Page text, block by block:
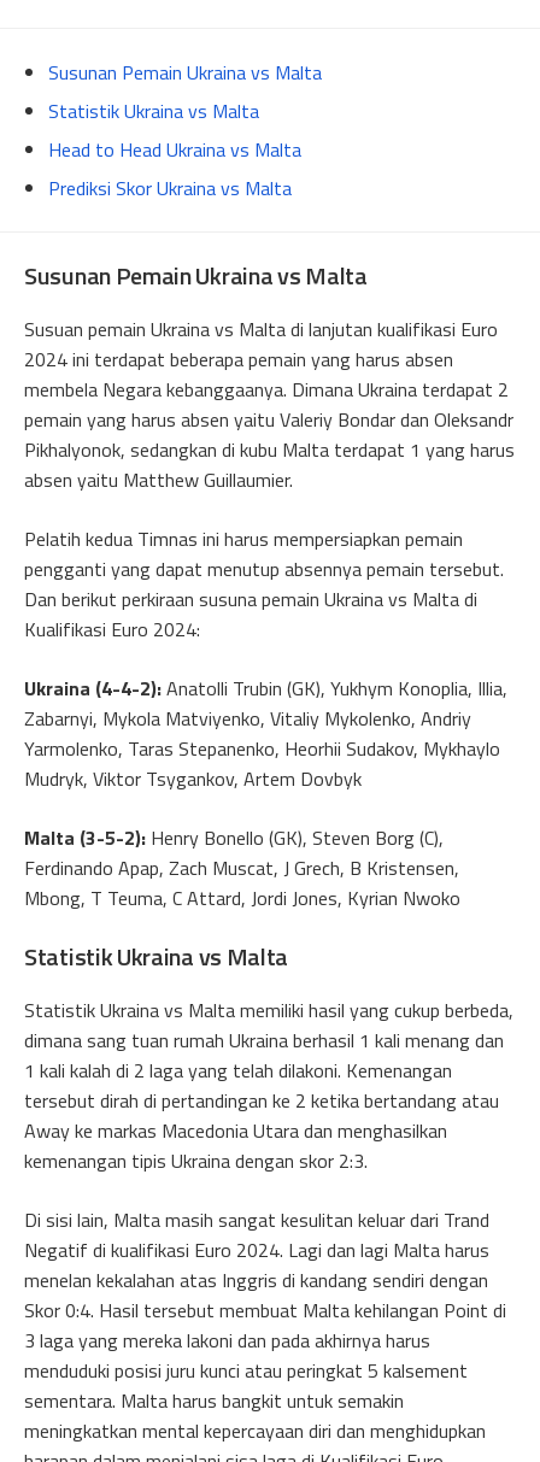
Susunan Pemain Ukraina vs Malta
Statistik Ukraina vs Malta
Head to Head Ukraina vs Malta
Prediksi Skor Ukraina vs Malta
Susunan Pemain Ukraina vs Malta
Susuan pemain Ukraina vs Malta di lanjutan kualifikasi Euro
2024 ini terdapat beberapa pemain yang harus absen
membela Negara kebanggaanya. Dimana Ukraina terdapat 2
pemain yang harus absen yaitu Valeriy Bondar dan Oleksandr
Pikhalyonok, sedangkan di kubu Malta terdapat 1 yang harus
absen yaitu Matthew Guillaumier.
Pelatih kedua Timnas ini harus mempersiapkan pemain
pengganti yang dapat menutup absennya pemain tersebut.
Dan berikut perkiraan susuna pemain Ukraina vs Malta di
Kualifikasi Euro 2024:
Ukraina (4-4-2):Anatolli Trubin (GK), Yukhym Konoplia, Illia,
Zabarnyi, Mykola Matviyenko, Vitaliy Mykolenko, Andriy
Yarmolenko, Taras Stepanenko, Heorhii Sudakov, Mykhaylo
Mudryk, Viktor Tsygankov, Artem Dovbyk
Malta (3-5-2): Henry Bonello (GK), Steven Borg (C),
Ferdinando Apap, Zach Muscat, J Grech, B Kristensen,
Mbong, T Teuma, C Attard, Jordi Jones, Kyrian Nwoko
Statistik Ukraina vs Malta
Statistik Ukraina vs Malta memiliki hasil yang cukup berbeda,
dimana sang tuan rumah Ukraina berhasil 1 kali menang dan
1 kali kalah di 2 laga yang telah dilakoni. Kemenangan
tersebut dirah di pertandingan ke 2 ketika bertandang atau
Away ke markas Macedonia Utara dan menghasilkan
kemenangan tipis Ukraina dengan skor 2:3.
Di sisi lain, Malta masih sangat kesulitan keluar dari Trand
Negatif di kualifikasi Euro 2024. Lagi dan lagi Malta harus
menelan kekalahan atas Inggris di kandang sendiri dengan
Skor 0:4. Hasil tersebut membuat Malta kehilangan Point di
3 laga yang mereka lakoni dan pada akhirnya harus
menduduki posisi juru kunci atau peringkat 5 kalsement
sementara. Malta harus bangkit untuk semakin
meningkatkan mental kepercayaan diri dan menghidupkan